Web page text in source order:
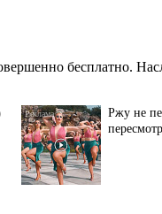
бесплатно.
Ржу не